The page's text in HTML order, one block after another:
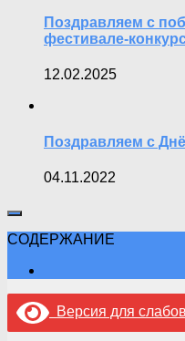
Поздравляем с
фестивале-
12.02.2025
Поздравляем с
04.11.2022
СОДЕРЖАНИЕ
Версия для